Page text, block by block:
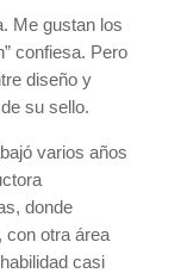
Me gustan los
confiesa. Pero
diseño y
su sello.
varios años
donde
con otra área
casi